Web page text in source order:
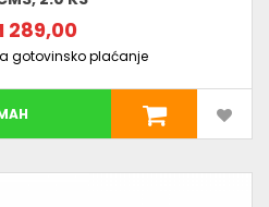
289,00
gotovinsko plaćanje